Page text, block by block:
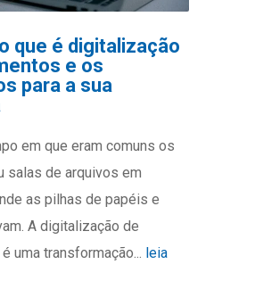
que é digitalização
e os
para a sua
em que eram comuns os
salas de arquivos em
as pilhas de papéis e
A digitalização de
uma transformação... leia